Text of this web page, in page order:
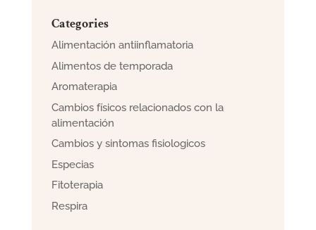
Categories
Alimentación antiinflamatoria
Alimentos de temporada
Aromaterapia
Cambios físicos relacionados con la
alimentación
Cambios y sintomas fisiologicos
Especias
Fitoterapia
Respira